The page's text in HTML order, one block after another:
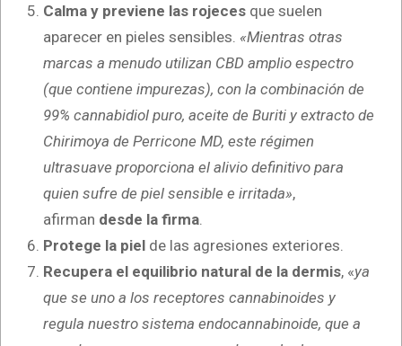
Calma y previene las rojeces que suelen
aparecer en pieles sensibles. «Mientras otras
marcas a menudo utilizan CBD amplio espectro
(que contiene impurezas), con la combinación de
99% cannabidiol puro, aceite de Buriti y extracto de
Chirimoya de Perricone MD, este régimen
ultrasuave proporciona el alivio definitivo para
quien sufre de piel sensible e irritada»,
afirman desde la firma
Protege la piel de las agresiones exteriores.
Recupera el equilibrio natural de la dermis, «ya
que se uno a los receptores cannabinoides y
regula nuestro sistema endocannabinoide, que a